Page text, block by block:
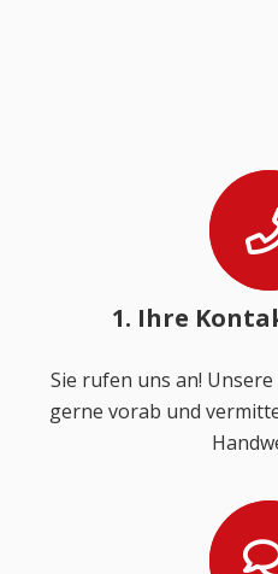
1. Ihre
Sie rufen uns an!
gerne vorab und